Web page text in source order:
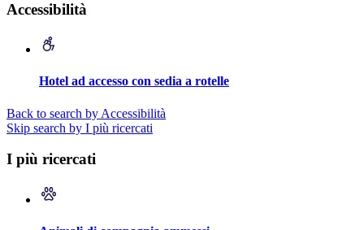
Accessibilità
Hotel ad accesso con sedia a rotelle
Back to search by Accessibilità
Skip search by I più ricercati
I più ricercati